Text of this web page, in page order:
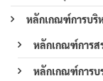
หลักเกณฑ์การบริ
หลักเกณฑ์การส
หลักเกณฑ์การบ